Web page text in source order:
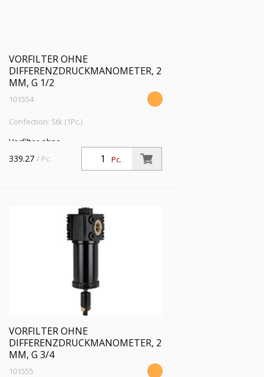
VORFILTER OHNE
DIFFERENZDRUCKMANOMETER, 2
ΜM, G 1/2
101554
Confection: Stk (1Pc.)
Vorfilter ohne
Differenzdruckmanometer, 2 µm, G 1/2,
Eingangsdruck 4 - 16 bar, Mediums-
Pc.
339.27 / Pc.
VORFILTER OHNE
DIFFERENZDRUCKMANOMETER, 2
ΜM, G 3/4
101555